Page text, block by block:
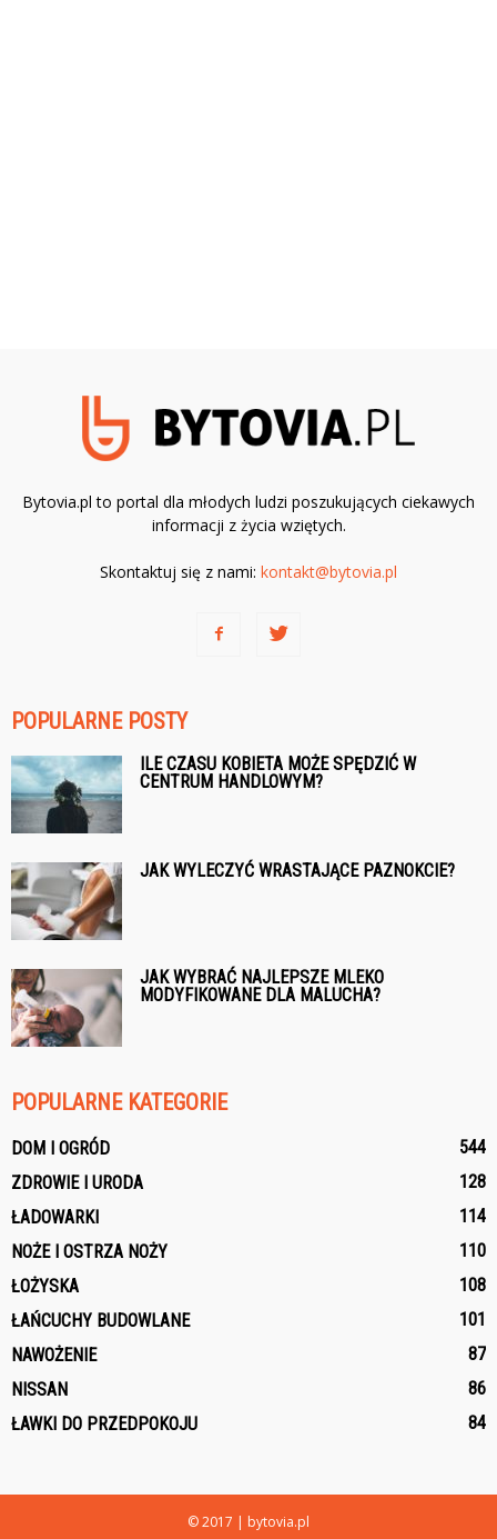
Bytovia.pl to portal dla młodych ludzi poszukujących ciekawych
informacji z życia wziętych.
Skontaktuj się z nami: kontakt@bytovia.pl
POPULARNE POSTY
ILE CZASU KOBIETA MOŻE SPĘDZIĆ W
CENTRUM HANDLOWYM?
JAK WYLECZYĆ WRASTAJĄCE PAZNOKCIE?
JAK WYBRAĆ NAJLEPSZE MLEKO
MODYFIKOWANE DLA MALUCHA?
POPULARNE KATEGORIE
DOM I OGRÓD
544
ZDROWIE I URODA
128
ŁADOWARKI
114
NOŻE I OSTRZA NOŻY
110
ŁOŻYSKA
108
ŁAŃCUCHY BUDOWLANE
101
NAWOŻENIE
87
NISSAN
86
ŁAWKI DO PRZEDPOKOJU
84
© 2017 | bytovia.pl